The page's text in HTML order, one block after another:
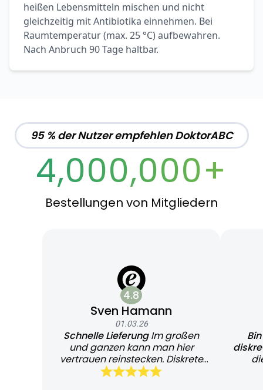
heißen Lebensmitteln mischen und nicht
gleichzeitig mit Antibiotika einnehmen. Bei
Raumtemperatur (max. 25 °C) aufbewahren.
Nach Anbruch 90 Tage haltbar.
95 % der Nutzer empfehlen DoktorABC
4,000,000+
Bestellungen von Mitgliedern
4.8
Sven Hamann
01.03.26
Schnelle LieferungIm großen
und ganzen kann man hier
vertrauen reinstecken. Diskrete
und schnelle Lieferung